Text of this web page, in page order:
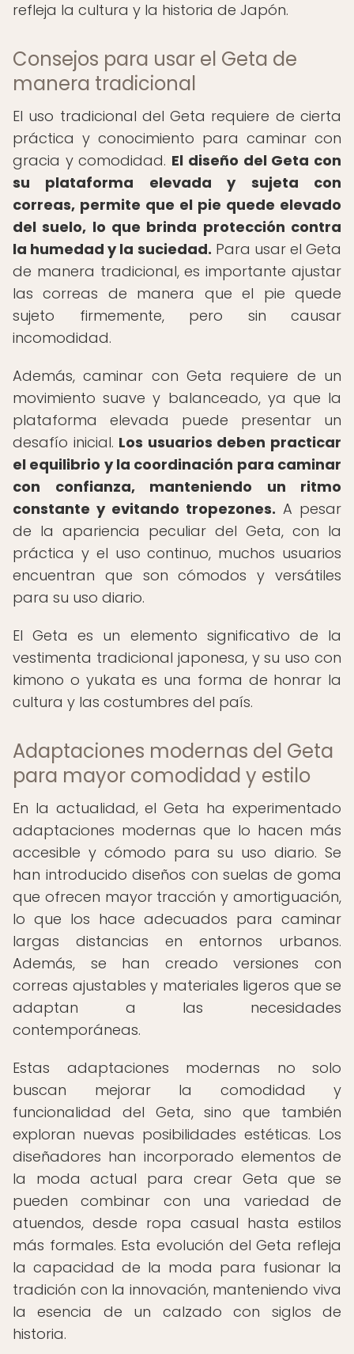
refleja la cultura y la historia de Japón.
Consejos para usar el Geta de
manera tradicional
El uso tradicional del Geta requiere de cierta
práctica y conocimiento para caminar con
gracia y comodidad. El diseño del Geta con
su plataforma elevada y sujeta con
correas, permite que el pie quede elevado
del suelo, lo que brinda protección contra
la humedad y la suciedad. Para usar el Geta
de manera tradicional, es importante ajustar
las correas de manera que el pie quede
sujeto firmemente, pero sin causar
incomodidad.
Además, caminar con Geta requiere de un
movimiento suave y balanceado, ya que la
plataforma elevada puede presentar un
desafío inicial. Los usuarios deben practicar
el equilibrio y la coordinación para caminar
con confianza, manteniendo un ritmo
constante y evitando tropezones. A pesar
de la apariencia peculiar del Geta, con la
práctica y el uso continuo, muchos usuarios
encuentran que son cómodos y versátiles
para su uso diario.
El Geta es un elemento significativo de la
vestimenta tradicional japonesa, y su uso con
kimono o yukata es una forma de honrar la
cultura y las costumbres del país.
Adaptaciones modernas del Geta
para mayor comodidad y estilo
En la actualidad, el Geta ha experimentado
adaptaciones modernas que lo hacen más
accesible y cómodo para su uso diario. Se
han introducido diseños con suelas de goma
que ofrecen mayor tracción y amortiguación,
lo que los hace adecuados para caminar
largas distancias en entornos urbanos.
Además, se han creado versiones con
correas ajustables y materiales ligeros que se
adaptan a las necesidades
contemporáneas.
Estas adaptaciones modernas no solo
buscan mejorar la comodidad y
funcionalidad del Geta, sino que también
exploran nuevas posibilidades estéticas. Los
diseñadores han incorporado elementos de
la moda actual para crear Geta que se
pueden combinar con una variedad de
atuendos, desde ropa casual hasta estilos
más formales. Esta evolución del Geta refleja
la capacidad de la moda para fusionar la
tradición con la innovación, manteniendo viva
la esencia de un calzado con siglos de
historia.